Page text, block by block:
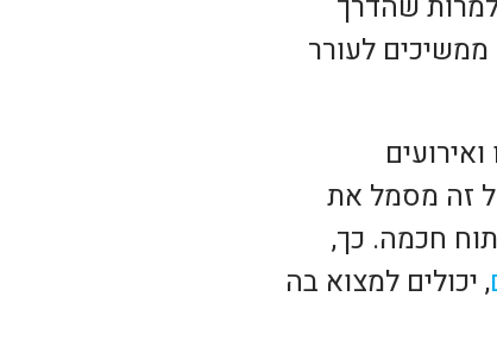
ממשיכים לעורר
זה מסמל את
חכמה. כך,
, יכולים למצוא בה